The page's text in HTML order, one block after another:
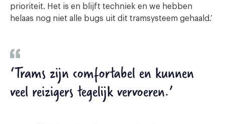
prioriteit. Het is en blijft techniek en we hebben
helaas nog niet alle bugs uit dit tramsysteem gehaald.’
‘Trams zijn comfortabel en kunnen
veel reizigers tegelijk vervoeren.’